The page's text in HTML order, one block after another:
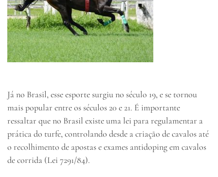
Já no Brasil, esse esporte surgiu no século 19, e se tornou
mais popular entre os séculos 20 e 21. É importante
ressaltar que no Brasil existe uma lei para regulamentar a
prática do turfe, controlando desde a criação de cavalos até
o recolhimento de apostas e exames antidoping em cavalos
de corrida (Lei 7291/84).